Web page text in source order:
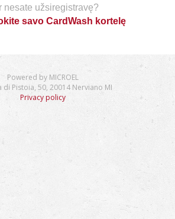
nesate užsiregistravę?
savo CardWash kortelę
Powered by MICROEL
di Pistoia, 50, 20014 Nerviano MI
Privacy policy